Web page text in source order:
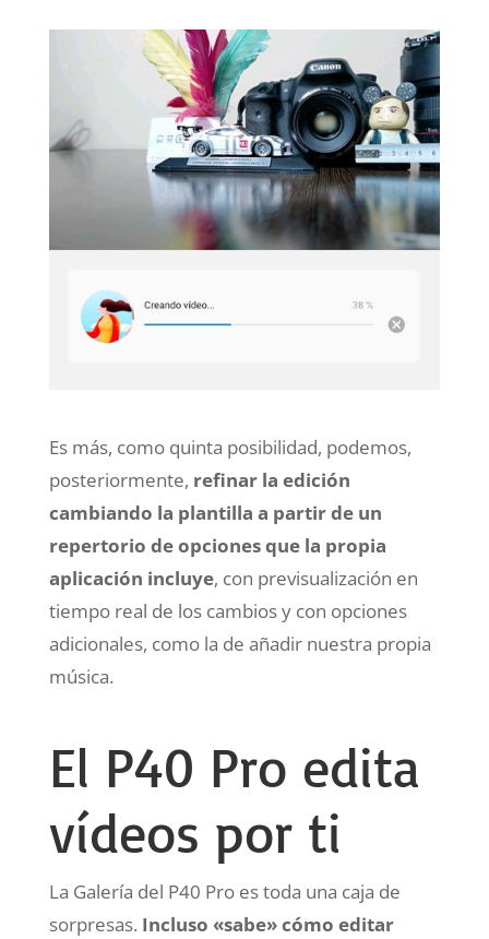
Es más, como quinta posibilidad, podemos,
posteriormente, refinar la edición
cambiando la plantilla a partir de un
repertorio de opciones que la propia
aplicación incluye, con previsualización en
tiempo real de los cambios y con opciones
adicionales, como la de añadir nuestra propia
música.
El P40 Pro edita
vídeos por ti
La Galería del P40 Pro es toda una caja de
sorpresas. Incluso «sabe» cómo editar